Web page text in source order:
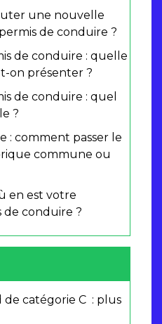
une nouvelle
de conduire ?
de conduire : quelle
on présenter ?
de conduire : quel
?
: comment passer le
commune ou
en est votre
de conduire ?
de catégorie C : plus